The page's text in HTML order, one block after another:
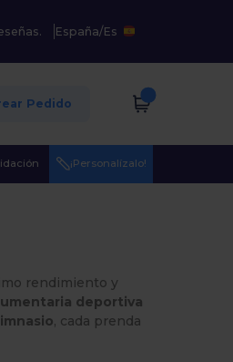
España/Es
Pedido
¡Personalízalo!
rendimiento y
deportiva
, cada prenda